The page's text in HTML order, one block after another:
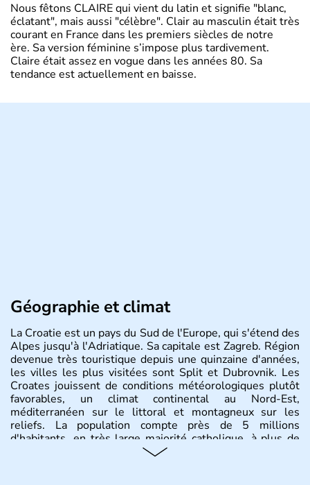
Nous fêtons CLAIRE qui vient du latin et signifie "blanc,
éclatant", mais aussi "célèbre". Clair au masculin était très
courant en France dans les premiers siècles de notre
ère. Sa version féminine s’impose plus tardivement.
Claire était assez en vogue dans les années 80. Sa
tendance est actuellement en baisse.
Géographie et climat
La Croatie est un pays du Sud de l'Europe, qui s'étend des
Alpes jusqu'à l'Adriatique. Sa capitale est Zagreb. Région
devenue très touristique depuis une quinzaine d'années,
les villes les plus visitées sont Split et Dubrovnik. Les
Croates jouissent de conditions météorologiques plutôt
favorables, un climat continental au Nord-Est,
méditerranéen sur le littoral et montagneux sur les
reliefs. La population compte près de 5 millions
d'habitants, en très large majorité catholique, à plus de